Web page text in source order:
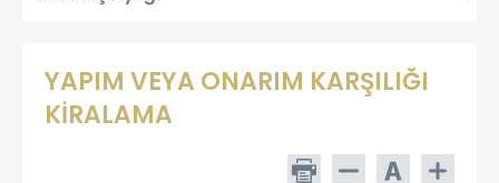
YAPIM VEYA ONARIM KARŞILIĞI
KİRALAMA